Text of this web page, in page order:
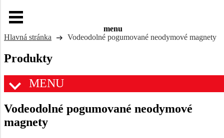
menu
Hlavná stránka Vodeodolné pogumované neodymové magnety
Produkty
MENU
Vodeodolné pogumované neodymové
magnety